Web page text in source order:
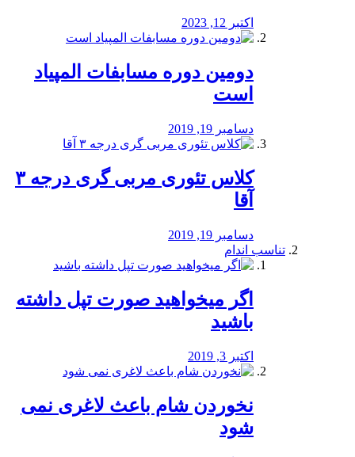
اکتبر 12, 2023
دومین دوره مسابفات المپیاد
است
دسامبر 19, 2019
کلاس تئوری مربی گری درجه ۳
آقا
دسامبر 19, 2019
تناسب اندام
اگر میخواهید صورت تپل داشته
باشید
اکتبر 3, 2019
نخوردن شام باعث لاغری نمی
‌شود